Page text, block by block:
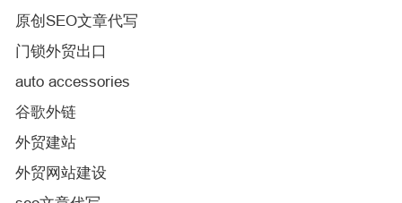
原创SEO文章代写
门锁外贸出口
auto accessories
谷歌外链
外贸建站
外贸网站建设